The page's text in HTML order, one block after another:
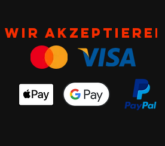
Wir akzeptieren